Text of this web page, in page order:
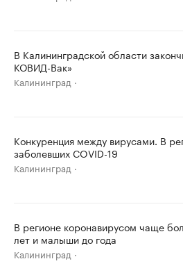
В Калининградской области
КОВИД-Вак»
Калининград
Конкуренция между вирусами. В
заболевших COVID-19
Калининград
В регионе коронавирусом чаще
лет и малыши до года
Калининград